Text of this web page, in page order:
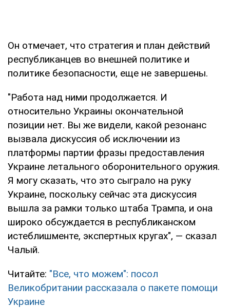
Он отмечает, что стратегия и план действий
республиканцев во внешней политике и
политике безопасности, еще не завершены.
"Работа над ними продолжается. И
относительно Украины окончательной
позиции нет. Вы же видели, какой резонанс
вызвала дискуссия об исключении из
платформы партии фразы предоставления
Украине летального оборонительного оружия.
Я могу сказать, что это сыграло на руку
Украине, поскольку сейчас эта дискуссия
вышла за рамки только штаба Трампа, и она
широко обсуждается в республиканском
истеблишменте, экспертных кругах", — сказал
Чалый.
Читайте: "Все, что можем": посол
Великобритании рассказала о пакете помощи
Украине